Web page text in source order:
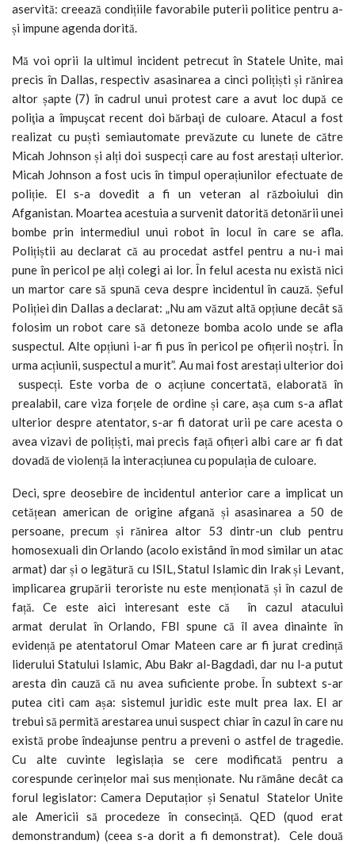
aservită: creează condițiile favorabile puterii politice pentru a-
și impune agenda dorită.
Mă voi oprii la ultimul incident petrecut în Statele Unite, mai
precis în Dallas, respectiv asasinarea a cinci polițiști și rănirea
altor șapte (7) în cadrul unui protest care a avut loc după ce
poliţia a împuşcat recent doi bărbaţi de culoare. Atacul a fost
realizat cu puști semiautomate prevăzute cu lunete de către
Micah Johnson și alți doi suspecți care au fost arestați ulterior.
Micah Johnson a fost ucis în timpul operațiunilor efectuate de
poliție. El s-a dovedit a fi un veteran al războiului din
Afganistan. Moartea acestuia a survenit datorită detonării unei
bombe prin intermediul unui robot în locul în care se afla.
Polițiștii au declarat că au procedat astfel pentru a nu-i mai
pune în pericol pe alți colegi ai lor. În felul acesta nu există nici
un martor care să spună ceva despre incidentul în cauză. Șeful
Poliției din Dallas a declarat: „Nu am văzut altă opțiune decât să
folosim un robot care să detoneze bomba acolo unde se afla
suspectul. Alte opțiuni i-ar fi pus în pericol pe ofițerii noștri. În
urma acțiunii, suspectul a murit”. Au mai fost arestați ulterior doi
suspecți. Este vorba de o acțiune concertată, elaborată în
prealabil, care viza forțele de ordine și care, așa cum s-a aflat
ulterior despre atentator, s-ar fi datorat urii pe care acesta o
avea vizavi de polițiști, mai precis față ofițeri albi care ar fi dat
dovadă de violență la interacțiunea cu populația de culoare.
Deci, spre deosebire de incidentul anterior care a implicat un
cetățean american de origine afgană și asasinarea a 50 de
persoane, precum și rănirea altor 53 dintr-un club pentru
homosexuali din Orlando (acolo existând în mod similar un atac
armat) dar și o legătură cu ISIL, Statul Islamic din Irak și Levant,
implicarea grupării teroriste nu este menționată și în cazul de
față. Ce este aici interesant este că în cazul atacului
armat derulat în Orlando, FBI spune că îl avea dinainte în
evidență pe atentatorul Omar Mateen care ar fi jurat credință
liderului Statului Islamic, Abu Bakr al-Bagdadi, dar nu l-a putut
aresta din cauză că nu avea suficiente probe. În subtext s-ar
putea citi cam așa: sistemul juridic este mult prea lax. El ar
trebui să permită arestarea unui suspect chiar în cazul în care nu
există probe îndeajunse pentru a preveni o astfel de tragedie.
Cu alte cuvinte legislația se cere modificată pentru a
corespunde cerințelor mai sus menționate. Nu rămâne decât ca
forul legislator: Camera Deputațior și Senatul Statelor Unite
ale Americii să procedeze în consecință. QED (quod erat
demonstrandum) (ceea s-a dorit a fi demonstrat). Cele două